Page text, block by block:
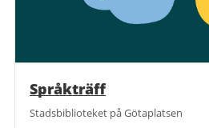
Språkträff
Stadsbiblioteket på Götaplatsen